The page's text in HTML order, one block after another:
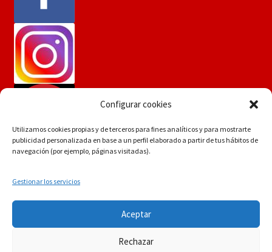
Configurar cookies
Utilizamos cookies propias y de terceros para fines analíticos y para mostrarte
publicidad personalizada en base a un perfil elaborado a partir de tus hábitos de
navegación (por ejemplo, páginas visitadas).
Gestionar los servicios
Aceptar
Rechazar
Si tiene dudas consúltenos a
info.martinflores@gmail.com , mensaje de whatsapp
644352942 o en el 954271687
POLÍTICA DE PRIVACIDAD
Construido con